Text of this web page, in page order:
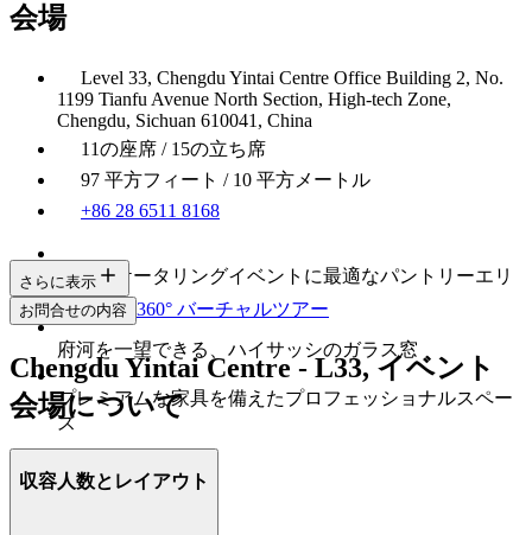
会場
Level 33, Chengdu Yintai Centre Office Building 2, No.
1199 Tianfu Avenue North Section, High-tech Zone,
Chengdu, Sichuan 610041, China
11の座席 / 15の立ち席
97 平方フィート / 10 平方メートル
+86 28 6511 8168
軽食やケータリングイベントに最適なパントリーエリ
ア
府河を一望できる、ハイサッシのガラス窓
プレミアムな家具を備えたプロフェッショナルスペー
ス
さらに表示
お問合せの内容 360° バーチャルツアー
Chengdu Yintai Centre - L33, イベント
会場について
収容人数とレイアウト